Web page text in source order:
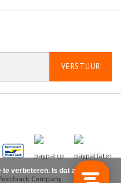
VERSTUUR
Company
verbeteren. Is dat akkoord?